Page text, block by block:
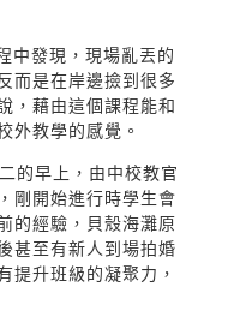
中發現，現場亂丟的
而是在岸邊撿到很多
，藉由這個課程能和
外教學的感覺。
的早上，由中校教官
剛開始進行時學生會
的經驗，貝殼海灘原
甚至有新人到場拍婚
提升班級的凝聚力，